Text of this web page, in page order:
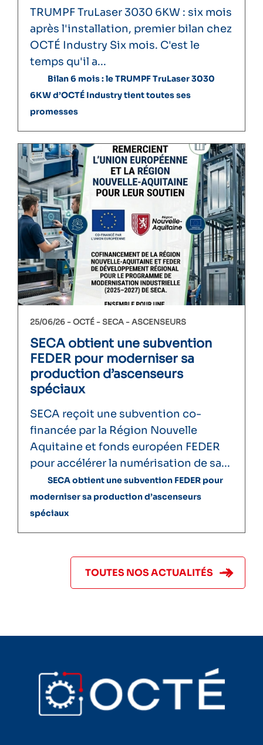
TRUMPF TruLaser 3030 6KW : six mois
après l'installation, premier bilan chez
OCTÉ Industry Six mois. C'est le
temps qu'il a...
Bilan 6 mois : le TRUMPF TruLaser 3030
6KW d’OCTÉ Industry tient toutes ses
promesses
25/06/26 -OCTÉ SECA ASCENSEURS
SECA obtient une subvention
FEDER pour moderniser sa
production d’ascenseurs
spéciaux
SECA reçoit une subvention co-
financée par la Région Nouvelle
Aquitaine et fonds européen FEDER
pour accélérer la numérisation de sa...
SECA obtient une subvention FEDER pour
moderniser sa production d’ascenseurs
spéciaux
TOUTES NOS ACTUALITÉS